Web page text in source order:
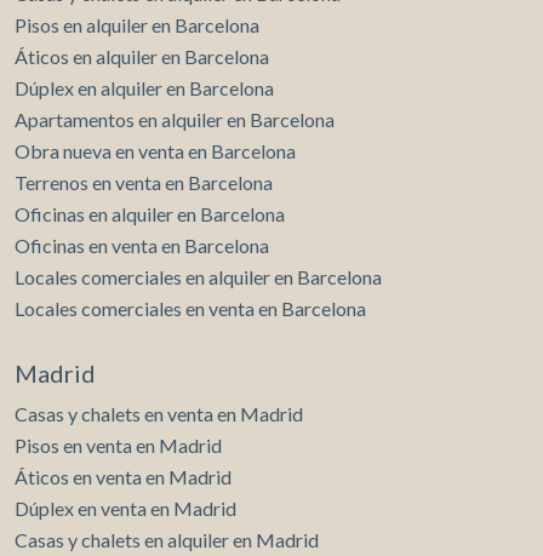
Pisos en alquiler en Barcelona
Áticos en alquiler en Barcelona
Dúplex en alquiler en Barcelona
Apartamentos en alquiler en Barcelona
Obra nueva en venta en Barcelona
Terrenos en venta en Barcelona
Oficinas en alquiler en Barcelona
Oficinas en venta en Barcelona
Locales comerciales en alquiler en Barcelona
Locales comerciales en venta en Barcelona
Madrid
Casas y chalets en venta en Madrid
Pisos en venta en Madrid
Áticos en venta en Madrid
Dúplex en venta en Madrid
Casas y chalets en alquiler en Madrid